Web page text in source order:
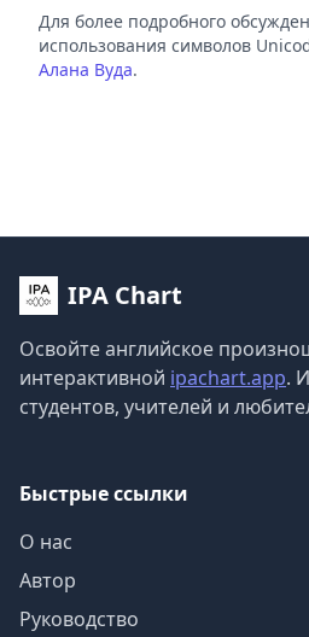
Для более подробного
использования символов
Алана Вуда.
IPA Chart
Освойте английское
интерактивной ipachart.app.
студентов, учителей и
Быстрые ссылки
О нас
Автор
Руководство